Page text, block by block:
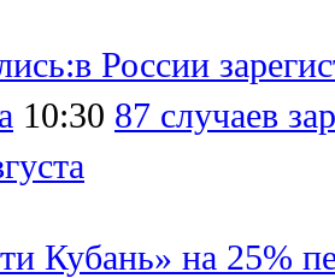
России
10:30 87 случаев
Кубань» на 25%